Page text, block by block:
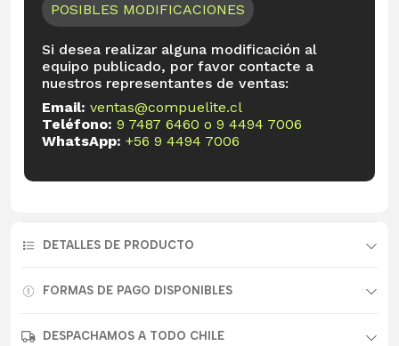
POSIBLES MODIFICACIONES
Si desea realizar alguna modificación al
equipo publicado, por favor contacte a
nuestros representantes de ventas:
Email: ventas@compuelite.cl
Teléfono: 9 7487 6460 o 9 4494 7006
WhatsApp: +56 9 4494 7006
DETALLES DE PRODUCTO
FORMAS DE PAGO DISPONIBLES
DESPACHAMOS A TODO CHILE